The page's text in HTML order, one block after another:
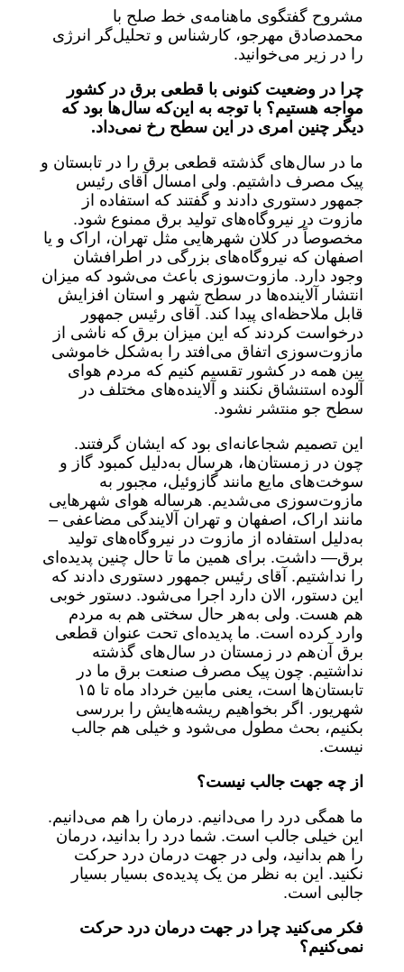
مشروح گفتگوی ماهنامه‌ی خط صلح با
محمدصادق مهرجو، کارشناس و تحلیل‌گر انرژی
را در زیر می‌خوانید.
چرا در وضعیت کنونی با قطعی برق در کشور
مواجه هستیم؟ با توجه به این‌که سال‌ها بود که
دیگر چنین امری در این سطح رخ نمی‌داد.
ما در سال‌های گذشته قطعی برق را در تابستان و
پیک مصرف داشتیم. ولی امسال آقای رئیس
جمهور دستوری دادند و گفتند که استفاده از
مازوت در نیروگاه‌های تولید برق ممنوع شود.
مخصوصاً در کلان شهرهایی مثل تهران، اراک و یا
اصفهان که نیروگاه‌های بزرگی در اطرافشان
وجود دارد. مازوت‌سوزی باعث می‌شود که میزان
انتشار آلاینده‌ها در سطح شهر و استان افزایش
قابل ملاحظه‌ای پیدا کند. آقای رئیس جمهور
درخواست کردند که این میزان برق که ناشی از
مازوت‌سوزی اتفاق می‌افتد را به‌شکل خاموشی
بین همه در کشور تقسیم کنیم که مردم هوای
آلوده استنشاق نکنند و آلاینده‌های مختلف در
سطح جو منتشر نشود.
این تصمیم شجاعانه‌ای بود که ایشان گرفتند.
چون در زمستان‌ها، هرسال به‌دلیل کمبود گاز و
سوخت‌های مایع مانند گازوئیل، مجبور به
مازوت‌سوزی می‌شدیم. هرساله هوای شهرهایی
مانند اراک، اصفهان و تهران آلایندگی مضاعفی –
به‌دلیل استفاده از مازوت در نیروگاه‌های تولید
برق— داشت. برای همین ما تا حال چنین پدیده‌ای
را نداشتیم. آقای رئیس جمهور دستوری دادند که
این دستور، الان دارد اجرا می‌شود. دستور خوبی
هم هست. ولی به‌هر حال سختی هم به مردم
وارد کرده است. ما پدیده‌ای تحت عنوان قطعی
برق آن‌هم در زمستان در سال‌های گذشته
نداشتیم. چون پیک مصرف صنعت برق ما در
تابستان‌ها است، یعنی مابین خرداد ماه تا ۱۵
شهریور. اگر بخواهیم ریشه‌هایش را بررسی
بکنیم، بحث مطول می‌شود و خیلی هم جالب
نیست.
از چه جهت جالب نیست؟
ما همگی درد را می‌دانیم. درمان را هم می‌دانیم.
این خیلی جالب است. شما درد را بدانید، درمان
را هم بدانید، ولی در جهت درمان درد حرکت
نکنید. این به نظر من یک پدیده‌ی بسیار بسیار
جالبی است.
فکر می‌کنید چرا در جهت درمان درد حرکت
نمی‌کنیم؟